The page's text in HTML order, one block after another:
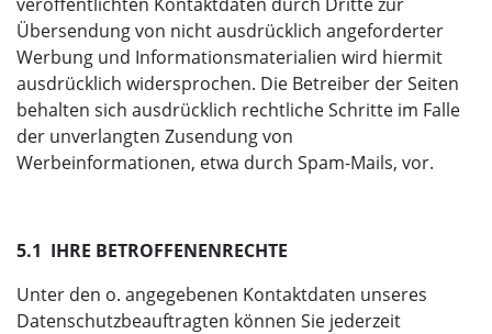
Übersendung von nicht ausdrücklich angeforderter
Werbung und Informationsmaterialien wird hiermit
ausdrücklich widersprochen. Die Betreiber der Seiten
behalten sich ausdrücklich rechtliche Schritte im Falle
der unverlangten Zusendung von
Werbeinformationen, etwa durch Spam-Mails, vor.
5.1 IHRE BETROFFENENRECHTE
Unter den o. angegebenen Kontaktdaten unseres
Datenschutzbeauftragten können Sie jederzeit